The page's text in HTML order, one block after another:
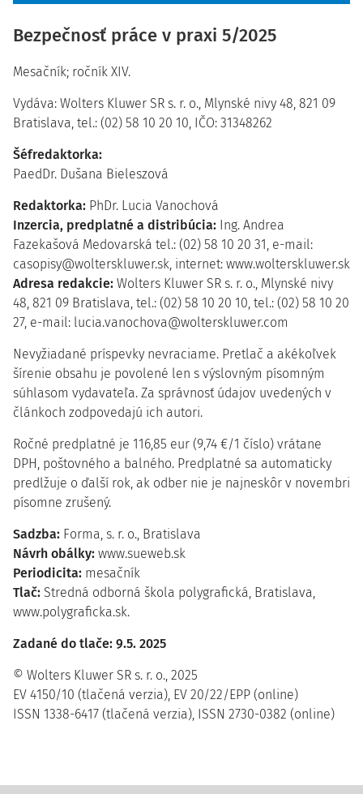
Bezpečnosť práce v praxi 5/2025
Mesačník; ročník XIV.
Vydáva: Wolters Kluwer SR s. r. o., Mlynské nivy 48, 821 09
Bratislava, tel.: (02) 58 10 20 10, IČO: 31348262
Šéfredaktorka:
PaedDr. Dušana Bieleszová
Redaktorka: PhDr. Lucia Vanochová
Inzercia, predplatné a distribúcia: Ing. Andrea
Fazekašová Medovarská tel.: (02) 58 10 20 31, e-mail:
casopisy@wolterskluwer.sk, internet: www.wolterskluwer.sk
Adresa redakcie: Wolters Kluwer SR s. r. o., Mlynské nivy
48, 821 09 Bratislava, tel.: (02) 58 10 20 10, tel.: (02) 58 10 20
27, e-mail: lucia.vanochova@wolterskluwer.com
Nevyžiadané príspevky nevraciame. Pretlač a akékoľvek
šírenie obsahu je povolené len s výslovným písomným
súhlasom vydavateľa. Za správnosť údajov uvedených v
článkoch zodpovedajú ich autori.
Ročné predplatné je 116,85 eur (9,74 €/1 číslo) vrátane
DPH, poštovného a balného. Predplatné sa automaticky
predlžuje o ďalší rok, ak odber nie je najneskôr v novembri
písomne zrušený.
Sadzba: Forma, s. r. o., Bratislava
Návrh obálky: www.sueweb.sk
Periodicita: mesačník
Tlač: Stredná odborná škola polygrafická, Bratislava,
www.polygraficka.sk.
Zadané do tlače: 9.5. 2025
© Wolters Kluwer SR s. r. o., 2025
EV 4150/10 (tlačená verzia), EV 20/22/EPP (online)
ISSN 1338-6417 (tlačená verzia), ISSN 2730-0382 (online)